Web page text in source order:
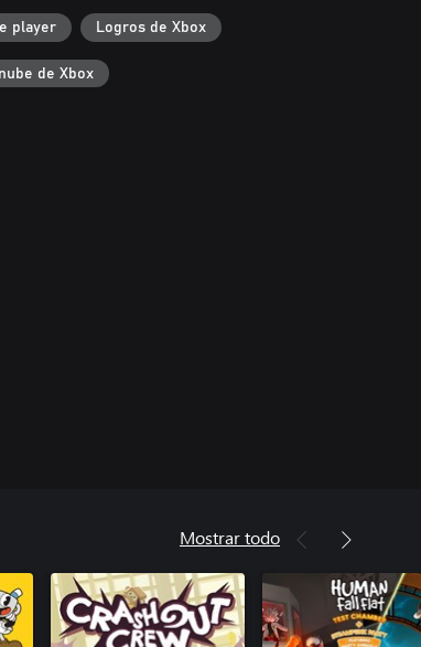
player Logros de Xbox
de Xbox
Mostrar todo